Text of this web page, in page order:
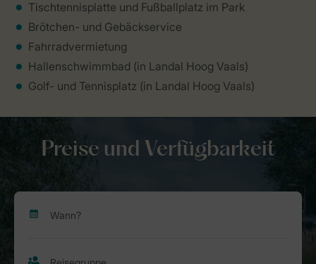
Tischtennisplatte und Fußballplatz im Park
Brötchen- und Gebäckservice
Fahrradvermietung
Hallenschwimmbad (in Landal Hoog Vaals)
Golf- und Tennisplatz (in Landal Hoog Vaals)
Preise und Verfügbarkeit